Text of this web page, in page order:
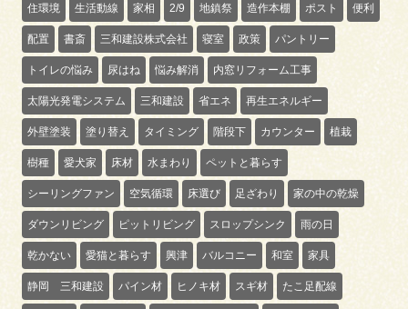
住環境 生活動線 家相 2/9 地鎮祭 造作本棚 ポスト 便利
配置 書斎 三和建設株式会社 寝室 政策 パントリー
トイレの悩み 尿はね 悩み解消 内窓リフォーム工事
太陽光発電システム 三和建設 省エネ 再生エネルギー
外壁塗装 塗り替え タイミング 階段下 カウンター 植栽
樹種 愛犬家 床材 水まわり ペットと暮らす
シーリングファン 空気循環 床選び 足ざわり 家の中の乾燥
ダウンリビング ピットリビング スロップシンク 雨の日
乾かない 愛猫と暮らす 興津 バルコニー 和室 家具
静岡 三和建設 パイン材 ヒノキ材 スギ材 たこ足配線